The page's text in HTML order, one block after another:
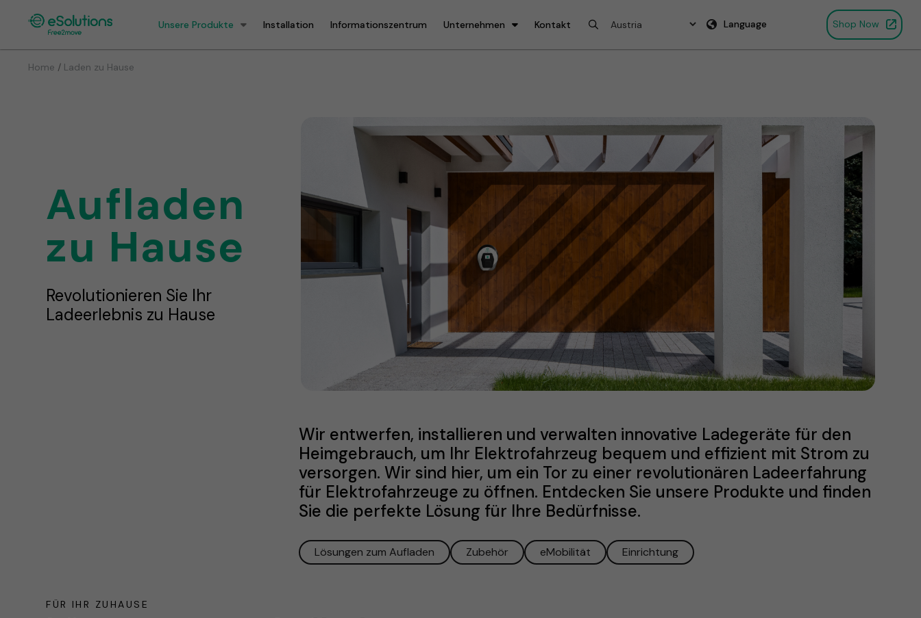
Unsere Produkte Installation Informationszentrum Unternehmen Kontakt Language Shop Now
Home / Laden zu Hause
Aufladen
zu Hause
Revolutionieren Sie Ihr
Ladeerlebnis zu Hause
Wir entwerfen, installieren und verwalten innovative Ladegeräte für den
Heimgebrauch, um Ihr Elektrofahrzeug bequem und effizient mit Strom zu
versorgen. Wir sind hier, um ein Tor zu einer revolutionären Ladeerfahrung
für Elektrofahrzeuge zu öffnen. Entdecken Sie unsere Produkte und finden
Sie die perfekte Lösung für Ihre Bedürfnisse.
Lösungen zum Aufladen Zubehör eMobilität Einrichtung
FÜR IHR ZUHAUSE